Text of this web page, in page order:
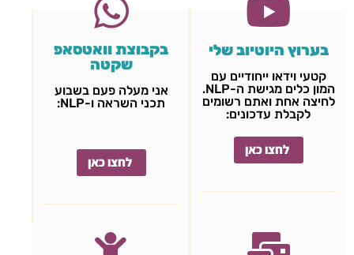
בערוץ היוטיוב שלי
קטעי וידאו ייחודיים עם
המון כלים מגישת ה-NLP.
לחיצה אחת ואתם רשומים
לקבלת עדכונים:
לחצו כאן
בקבוצת וואטסאפ
שקטה
אני מעלה פעם בשבוע
תכני השראה ו-NLP:
לחצו כאן